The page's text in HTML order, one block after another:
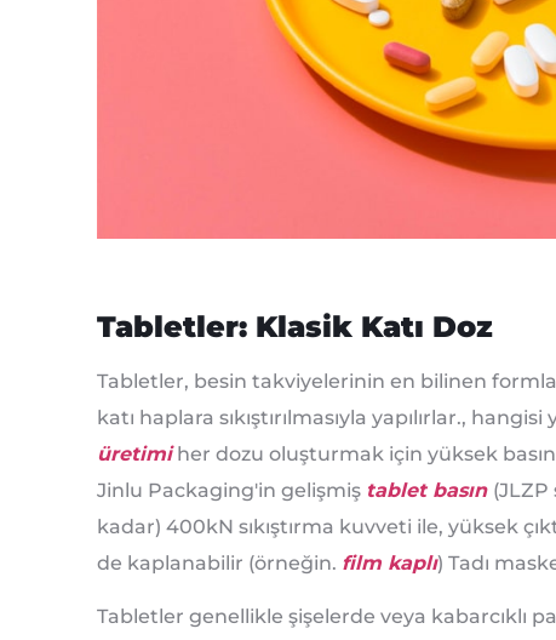
Tabletler: Klasik Katı Doz
Tabletler, besin takviyelerinin en bilinen
katı haplara sıkıştırılmasıyla yapılırlar.,
üretimiher dozu oluşturmak için yüksek
Jinlu Packaging'in gelişmiş tablet basın
kadar) 400kN sıkıştırma kuvveti ile, yüksek
de kaplanabilir (örneğin. film kaplı) Tadı
Tabletler genellikle şişelerde veya kabarcıklı